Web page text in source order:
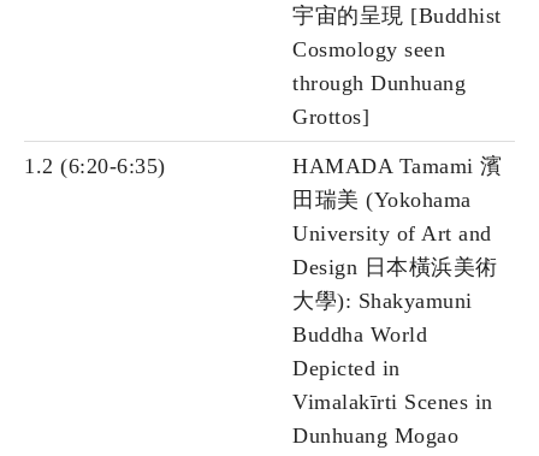
宇宙的呈現 [Buddhist
Cosmology seen
through Dunhuang
Grottos]
1.2 (6:20-6:35)
HAMADA Tamami 濱
田瑞美 (Yokohama
University of Art and
Design 日本橫浜美術
大學): Shakyamuni
Buddha World
Depicted in
Vimalakīrti Scenes in
Dunhuang Mogao